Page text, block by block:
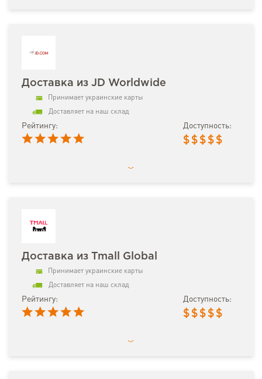
Доставка из JD Worldwide
Принимает украинские карты
Доставляет на наш склад
Рейтингу: Доступность:
$ $ $ $ $
Доставка из Tmall Global
Принимает украинские карты
Доставляет на наш склад
Рейтингу: Доступность:
$ $ $ $ $